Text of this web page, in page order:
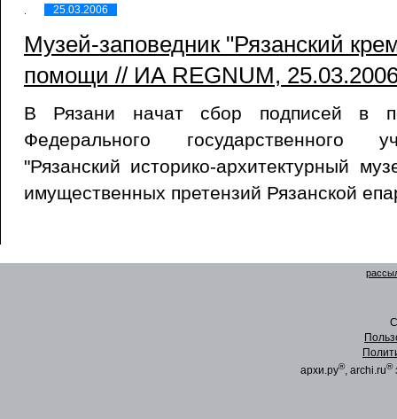
25.03.2006
Музей-заповедник "Рязанский
помощи // ИА REGNUM,
В Рязани начат сбор подписей в
Федерального государственного
"Рязанский историко-архитектурный
имущественных претензий Рязанской
архи.ру®, archi.ru®